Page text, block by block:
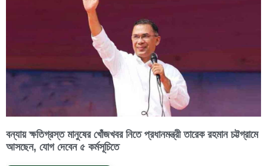
বন্যায় ক্ষতিগ্রস্ত মানুষের খোঁজখবর নিতে প্রধানমন্ত্রী তারেক রহমান চট্টগ্রামে
আসছেন, যোগ দেবেন ৫ কর্মসূচিতে